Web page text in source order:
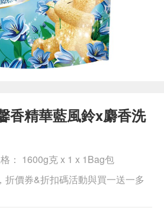
香精華藍風鈴x麝香洗
： 1600g克 x 1 x 1Bag包
折價券&折扣碼活動與買一送一多